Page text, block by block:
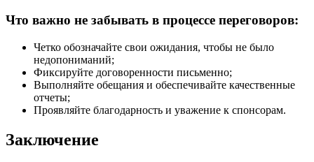
Что важно не забывать в процессе переговоров:
Четко обозначайте свои ожидания, чтобы не было
недопониманий;
Фиксируйте договоренности письменно;
Выполняйте обещания и обеспечивайте качественные
отчеты;
Проявляйте благодарность и уважение к спонсорам.
Заключение